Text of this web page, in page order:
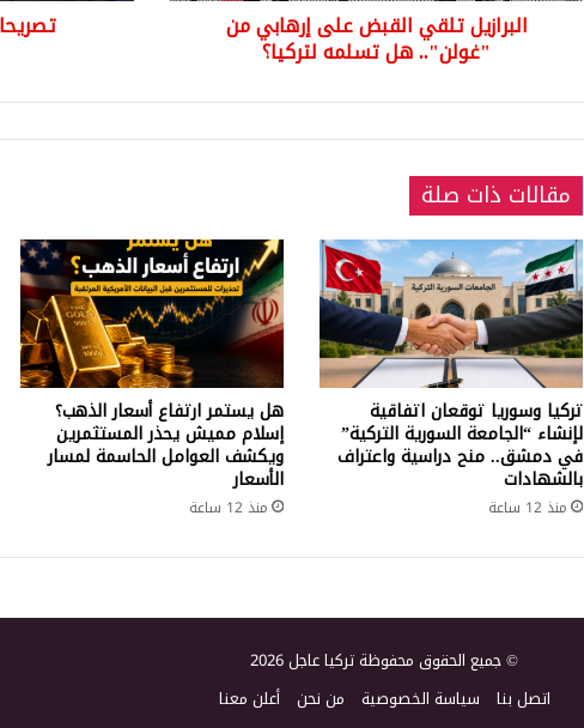
البرازيل تلقي القبض على إرهابي من
"غولن".. هل تسلمه لتركيا؟
مقالات ذات صلة
تركيا وسوريا توقعان اتفاقية
لإنشاء “الجامعة السورية التركية”
في دمشق.. منح دراسية واعتراف
بالشهادات
منذ 12 ساعة
هل يستمر ارتفاع أسعار الذهب؟
إسلام مميش يحذر المستثمرين
ويكشف العوامل الحاسمة لمسار
الأسعار
منذ 12 ساعة
© جميع الحقوق محفوظة تركيا عاجل 2026
اتصل بنا سياسة الخصوصية من نحن أعلن معنا